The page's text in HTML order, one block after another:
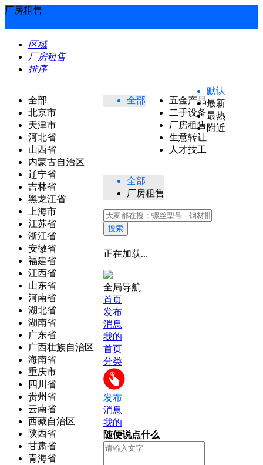
厂房租售
区域
厂房租售
排序
全部
北京市
天津市
河北省
山西省
内蒙古自治区
辽宁省
吉林省
黑龙江省
上海市
江苏省
浙江省
安徽省
福建省
江西省
山东省
河南省
湖北省
湖南省
广东省
广西壮族自治区
海南省
重庆市
四川省
贵州省
云南省
西藏自治区
陕西省
甘肃省
青海省
全部
五金产品
二手设备
厂房租售
生意转让
人才技工
全部
厂房租售
默认
最新
最热
附近
搜索
正在加载...
全局导航
首页
发布
消息
我的
首页
分类
发布
消息
我的
随便说点什么